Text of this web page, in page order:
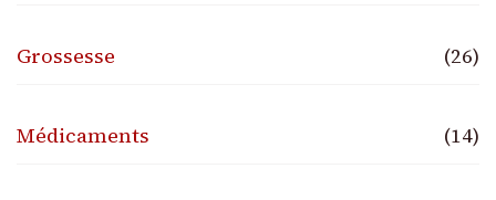
Grossesse (26)
Médicaments (14)